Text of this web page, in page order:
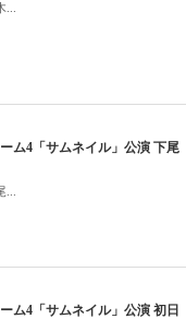
ム4「サムネイル」公演 下尾
ム4「サムネイル」公演 初日